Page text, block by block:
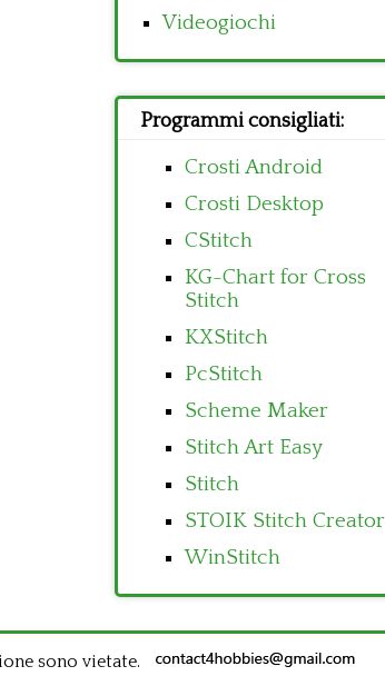
Videogiochi
Programmi consigliati:
Crosti Android
Crosti Desktop
CStitch
KG-Chart for Cross
Stitch
KXStitch
PcStitch
Scheme Maker
Stitch Art Easy
Stitch
STOIK Stitch Creator
WinStitch
sono vietate.